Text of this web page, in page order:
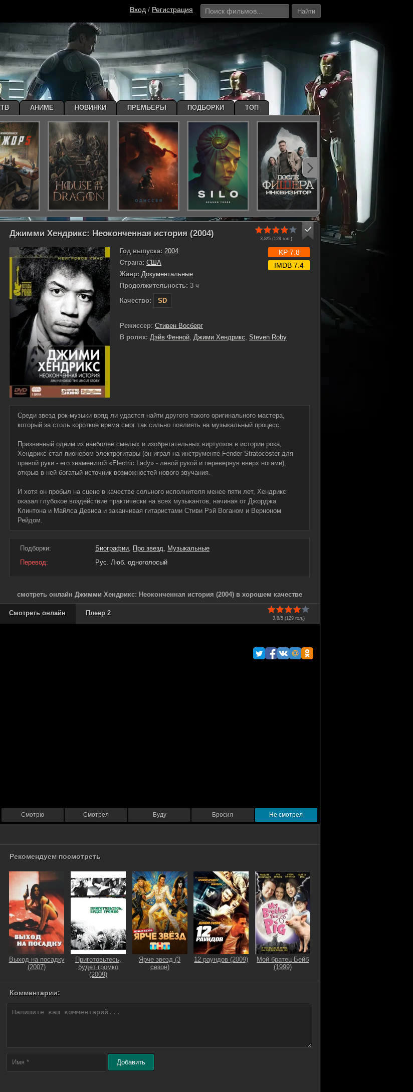
Вход / Регистрация Найти
Джимми Хендрикс: Неоконченная история (2004)
3.8/5 (129гол.)
Год выпуска: 2004
Страна: США
Жанр: Документальные
Продолжительность: 3 ч
Качество:
SD
KP 7.8
IMDB 7.4
Режиссер: Стивен Восберг
В ролях: Дэйв Фенной, Джими Хендрикс, Steven Roby
Среди звезд рок-музыки вряд ли удастся найти другого такого оригинального мастера,
который за столь короткое время смог так сильно повлиять на музыкальный процесс.
Признанный одним из наиболее смелых и изобретательных виртуозов в истории рока,
Хендрикс стал пионером электрогитары (он играл на инструменте Fender Stratocoster для
правой руки - его знаменитой «Electric Lady» - левой рукой и перевернув вверх ногами),
открыв в ней богатый источник возможностей нового звучания.
И хотя он пробыл на сцене в качестве сольного исполнителя менее пяти лет, Хендрикс
оказал глубокое воздействие практически на всех музыкантов, начиная от Джорджа
Клинтона и Майлса Девиса и заканчивая гитаристами Стиви Рэй Воганом и Верноном
Рейдом.
Подборки: Биографии, Про звезд, Музыкальные
Перевод:
Рус. Люб. одноголосый
смотреть онлайн Джимми Хендрикс: Неоконченная история (2004) в хорошем качестве
3.8/5 (129гол.)
Смотреть онлайн Плеер 2
Смотрю Смотрел Буду Бросил Не смотрел
Рекомендуем посмотреть
Выход на посадку
(2007)
Приготовьтесь,
будет громко
(2009)
Ярче звезд (3
сезон)
12 раундов (2009)
Мой братец Бейб
(1999)
Комментарии:
Добавить
ТВ АНИМЕ НОВИНКИ ПРЕМЬЕРЫ ПОДБОРКИ ТОП